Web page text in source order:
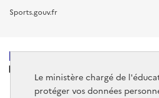
Le ministère chargé de
protéger vos données
Sports.gouv.fr
MINISTÈRE
DE L'ÉDUCATION
NATIONALE